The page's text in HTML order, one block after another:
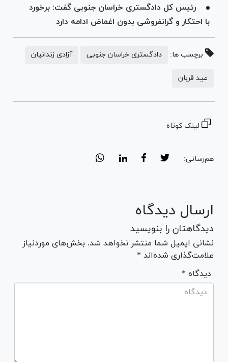
رئیس کل دادگستری خراسان جنوبی گفت: برخورد
با احتکار و گرانفروشی بدون اغماض ادامه دارد
برچسب ها: دادگستری خراسان جنوبی آزادی زندانیان
عید قربان
لینک کوتاه
هم‌رسانی:
ارسال دیدگاه
دیدگاهتان را بنویسید
نشانی ایمیل شما منتشر نخواهد شد. بخش‌های موردنیاز
علامت‌گذاری شده‌اند *
* دیدگاه